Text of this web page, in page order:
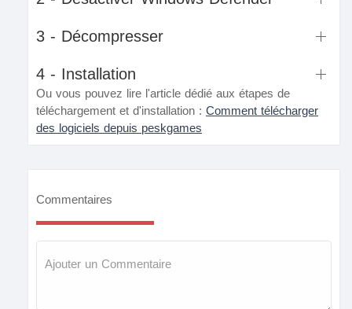
3 - Décompresser
4 - Installation
Ou vous pouvez lire l'article dédié aux étapes de
téléchargement et d'installation : Comment télécharger
des logiciels depuis peskgames
Commentaires